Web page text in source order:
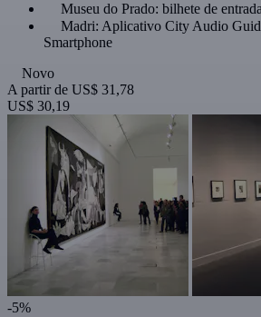
Museu do Prado: bilhete de entrada
Madri: Aplicativo City Audio
Smartphone
Novo
A partir de US$ 31,78
US$ 30,19
-5%